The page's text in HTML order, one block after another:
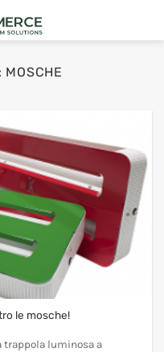
MOSCHE
le mosche!
trappola luminosa a